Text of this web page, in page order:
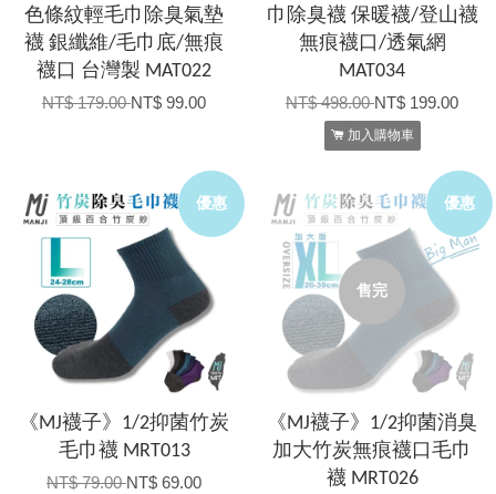
色條紋輕毛巾除臭氣墊
襪 銀纖維/毛巾底/無痕
襪口 台灣製 MAT022
NT$ 179.00NT$ 99.00
巾除臭襪 保暖襪/登山襪
無痕襪口/透氣網
MAT034
NT$ 498.00NT$ 199.00
加入購物車
優惠
《MJ襪子》1/2抑菌竹炭
毛巾襪 MRT013
NT$ 79.00NT$ 69.00
優惠
售完
《MJ襪子》1/2抑菌消臭
加大竹炭無痕襪口毛巾
襪 MRT026